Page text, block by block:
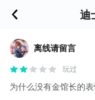
迪
离线请留言
玩过
为什么没有金馆长的